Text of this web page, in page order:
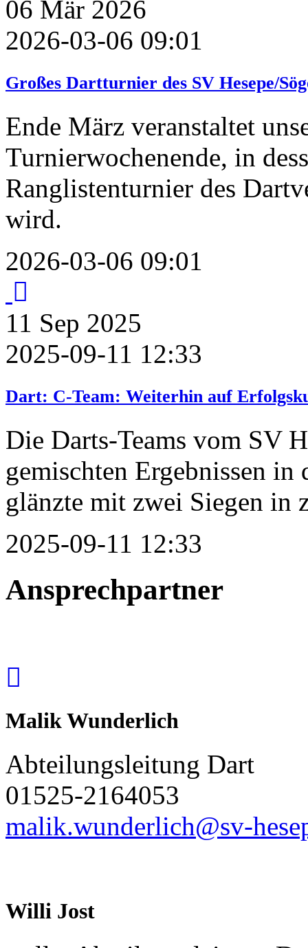
06 Mär 2026
2026-03-06 09:01
Großes Dartturnier des SV Hesepe/
Ende März veranstaltet
Turnierwochenende, in
Ranglistenturnier des
wird.
2026-03-06 09:01
11 Sep 2025
2025-09-11 12:33
Dart: C-Team: Weiterhin auf
Die Darts-Teams vom SV
gemischten Ergebnissen in
glänzte mit zwei Siegen in
2025-09-11 12:33
Ansprechpartner
Malik Wunderlich
Abteilungsleitung Dart
01525-2164053
malik.wunderlich@sv-
Willi Jost